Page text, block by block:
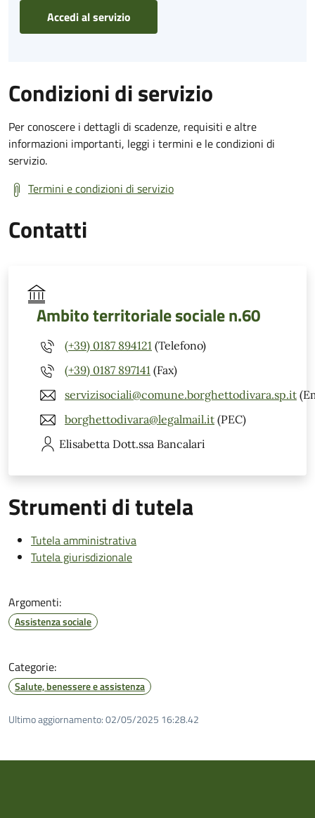
Accedi al servizio
Condizioni di servizio
Per conoscere i dettagli di scadenze, requisiti e altre
informazioni importanti, leggi i termini e le condizioni di
servizio.
Termini e condizioni di servizio
Contatti
Ambito territoriale sociale n.60
(+39) 0187 894121 (Telefono)
(+39) 0187 897141 (Fax)
servizisociali@comune.borghettodivara.sp.it
borghettodivara@legalmail.it (PEC)
Elisabetta Dott.ssa Bancalari
Strumenti di tutela
Tutela amministrativa
Tutela giurisdizionale
Argomenti:
Assistenza sociale
Categorie:
Salute, benessere e assistenza
Ultimo aggiornamento:02/05/2025 16:28.42